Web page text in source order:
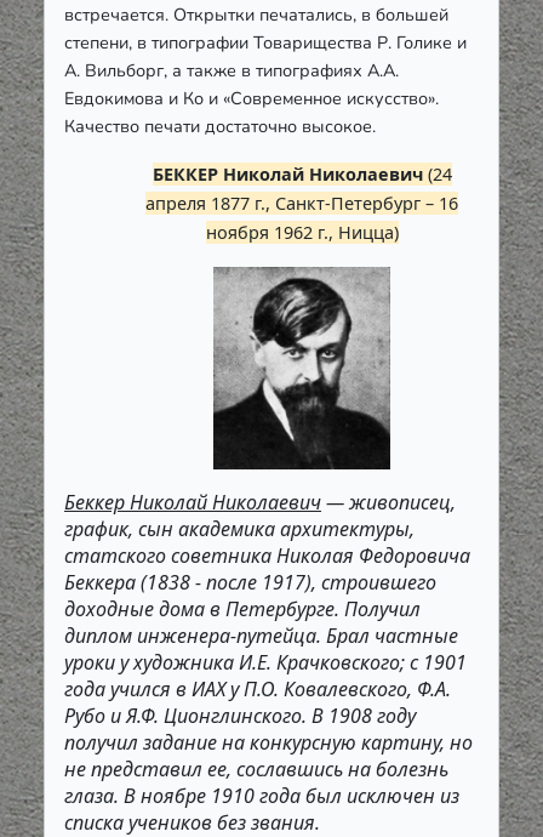
встречается. Открытки печатались, в большей
степени, в типографии Товарищества Р. Голике и
А. Вильборг, а также в типографиях А.А.
Евдокимова и Ко и «Современное искусство».
Качество печати достаточно высокое.
БЕККЕР Николай Николаевич(24
апреля 1877 г., Санкт-Петербург – 16
ноября 1962 г., Ницца)
Беккер Николай Николаевич— живописец,
график, сын академика архитектуры,
статского советника Николая Федоровича
Беккера (1838 - после 1917), строившего
доходные дома в Петербурге. Получил
диплом инженера-путейца. Брал частные
уроки у художника И.Е. Крачковского; с 1901
года учился в ИАХ у П.О. Ковалевского, Ф.А.
Рубо и Я.Ф. Ционглинского. В 1908 году
получил задание на конкурсную картину, но
не представил ее, сославшись на болезнь
глаза. В ноябре 1910 года был исключен из
списка учеников без звания.